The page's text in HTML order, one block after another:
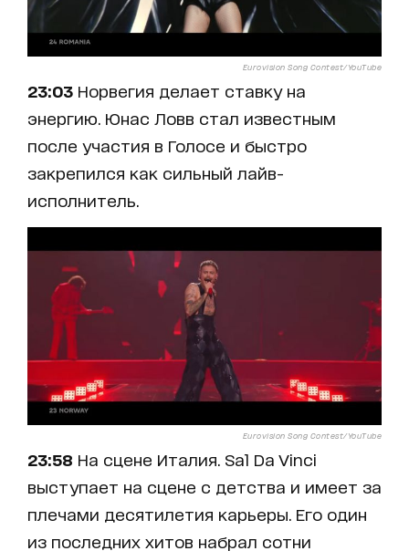
Eurovision Song Contest/YouTube
23:03 Норвегия делает ставку на
энергию. Юнас Ловв стал известным
после участия в Голосе и быстро
закрепился как сильный лайв-
исполнитель.
Eurovision Song Contest/YouTube
23:58 На сцене Италия. Sal Da Vinci
выступает на сцене с детства и имеет за
плечами десятилетия карьеры. Его один
из последних хитов набрал сотни